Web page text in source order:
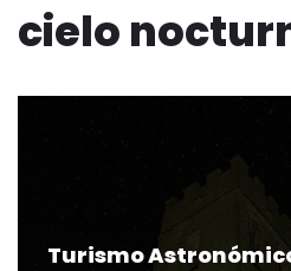
cielo
Turismo